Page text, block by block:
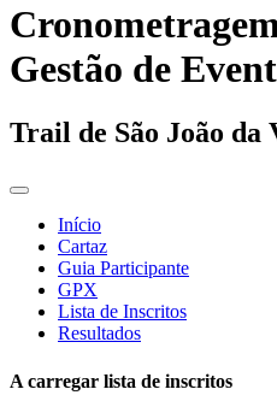
Gestão de
Trail de São João da
Início
Cartaz
Guia Participante
GPX
Lista de Inscritos
Resultados
A carregar lista de inscritos